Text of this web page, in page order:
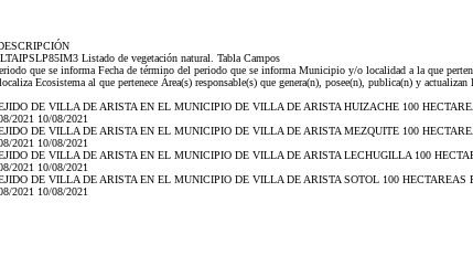
Listado de vegetación natural. Tabla Campos
que se informa Fecha de término del periodo que se informa Municipio y/o localidad a la que
Ecosistema al que pertenece Área(s) responsable(s) que genera(n), posee(n), publica(n) y
DE VILLA DE ARISTA EN EL MUNICIPIO DE VILLA DE ARISTA HUIZACHE 100
2021 10/08/2021
DE VILLA DE ARISTA EN EL MUNICIPIO DE VILLA DE ARISTA MEZQUITE 100
2021 10/08/2021
DE VILLA DE ARISTA EN EL MUNICIPIO DE VILLA DE ARISTA LECHUGILLA 100
2021 10/08/2021
DE VILLA DE ARISTA EN EL MUNICIPIO DE VILLA DE ARISTA SOTOL 100 HECTAREAS
2021 10/08/2021